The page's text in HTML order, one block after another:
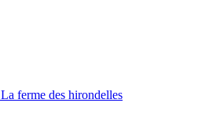
La ferme des hirondelles